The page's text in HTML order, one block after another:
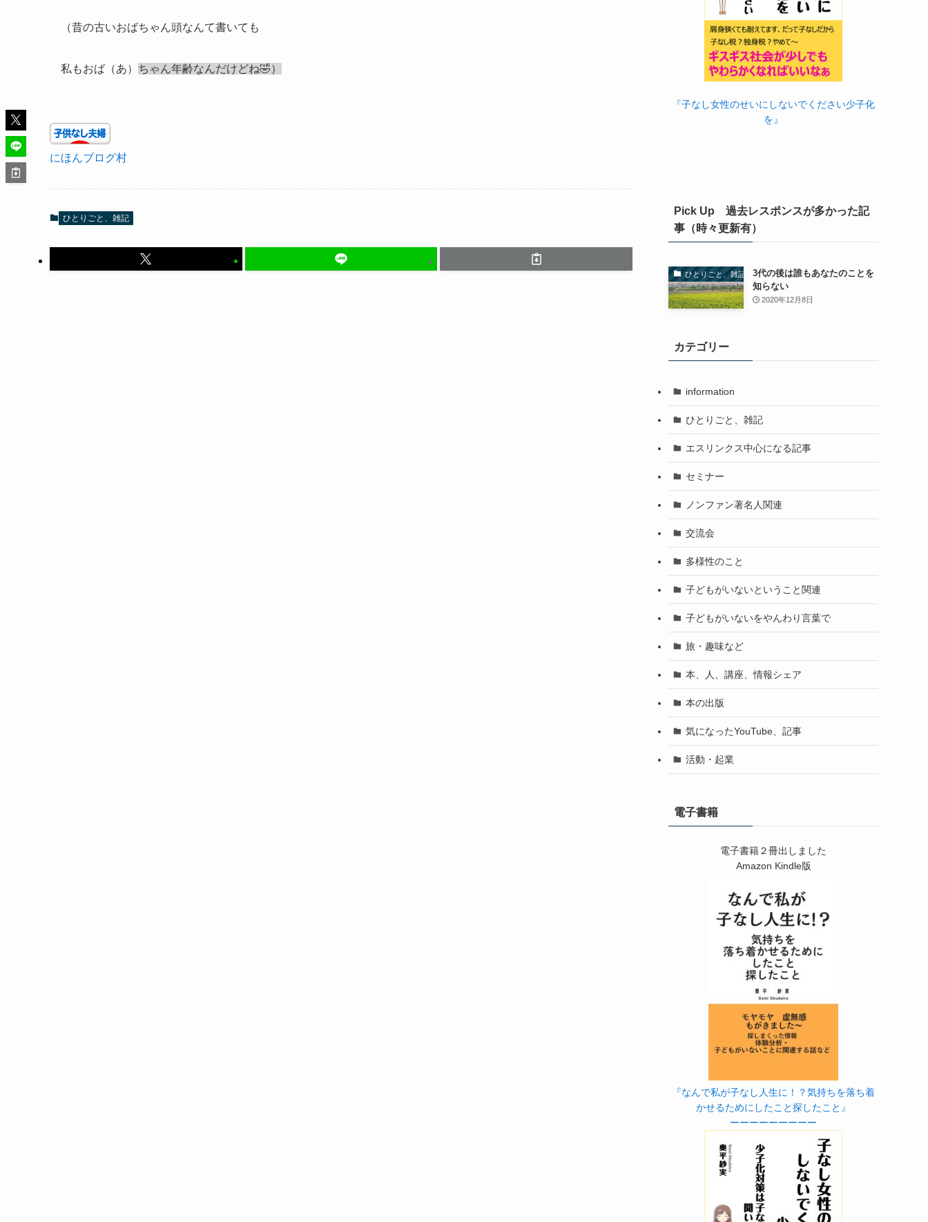
（昔の古いおばちゃん頭なんて書いても
私もおば（あ） ちゃん年齢なんだけどね🤣）
にほんブログ村
ひとりごと、雑記
『子なし女性のせいにしないでください少子化
を』
Pick Up 過去レスポンスが多かった記
事（時々更新有）
ひとりごと、雑記
3代の後は誰もあなたのことを
知らない
2020年12月8日
カテゴリー
information
ひとりごと、雑記
エスリンクス中心になる記事
セミナー
ノンファン著名人関連
交流会
多様性のこと
子どもがいないということ関連
子どもがいないをやんわり言葉で
旅・趣味など
本、人、講座、情報シェア
本の出版
気になったYouTube、記事
活動・起業
電子書籍
電子書籍２冊出しました
Amazon Kindle版
『なんで私が子なし人生に！？気持ちを落ち着
かせるためにしたこと探したこと』
ーーーーーーーーー